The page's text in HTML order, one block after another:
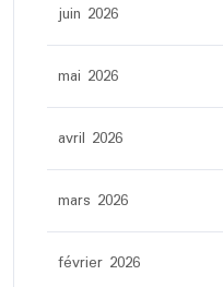
juin 2026
mai 2026
avril 2026
mars 2026
février 2026